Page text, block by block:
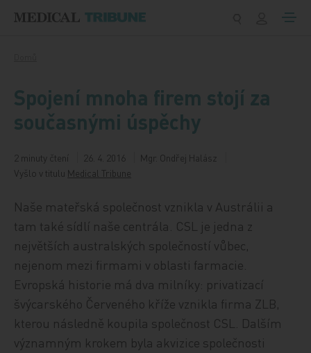
Spojení mnoha firem stojí za
současnými úspěchy
2 minuty čtení 26. 4. 2016
Mgr. Ondřej Halász
Vyšlo v titulu Medical Tribune
Naše mateřská společnost vznikla v Austrálii a
tam také sídlí naše centrála. CSL je jedna z
největších australských společností vůbec,
nejenom mezi firmami v oblasti farmacie.
Evropská historie má dva milníky: privatizací
švýcarského Červeného kříže vznikla firma ZLB,
kterou následně koupila společnost CSL. Dalším
významným krokem byla akvizice společnosti